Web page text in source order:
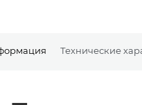
Технические